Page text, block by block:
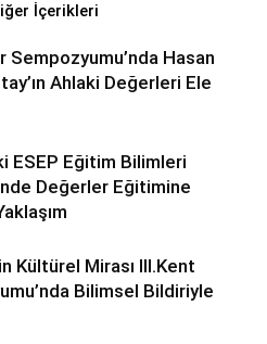
İçerikleri
Sempozyumu’nda Hasan
Ahlaki Değerleri Ele
ESEP Eğitim Bilimleri
Değerler Eğitimine
Kültürel Mirası lll.Kent
Bilimsel Bildiriyle